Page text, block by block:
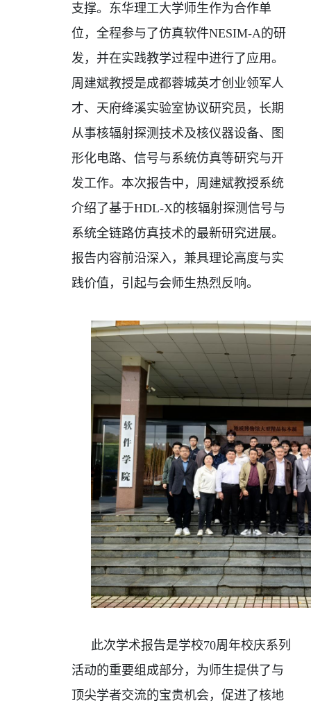
支撑。东华理工大学师生作为合作单
位，全程参与了仿真软件NESIM-A的研
发，并在实践教学过程中进行了应用。
周建斌教授是成都蓉城英才创业领军人
才、天府绛溪实验室协议研究员，长期
从事核辐射探测技术及核仪器设备、图
形化电路、信号与系统仿真等研究与开
发工作。本次报告中，周建斌教授系统
介绍了基于HDL-X的核辐射探测信号与
系统全链路仿真技术的最新研究进展。
报告内容前沿深入，兼具理论高度与实
践价值，引起与会师生热烈反响。
此次学术报告是学校70周年校庆系列
活动的重要组成部分，为师生提供了与
顶尖学者交流的宝贵机会，促进了核地